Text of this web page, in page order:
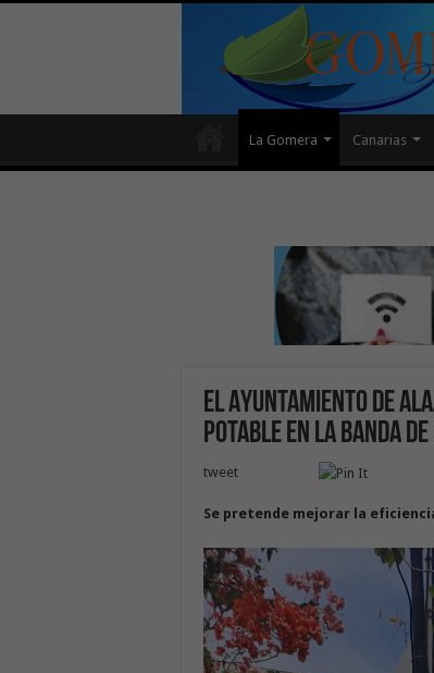
La Gomera Canarias
El Ayuntamiento de
potable en La Banda
tweet
Se pretende mejorar la